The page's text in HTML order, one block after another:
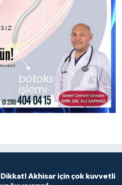
Dikkat! Akhisar için çok kuvvetli